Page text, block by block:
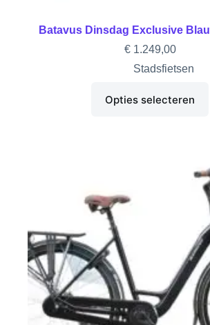
Batavus Dinsdag Exclusive
€1.249,00
Stadsfietsen
Opties selecteren